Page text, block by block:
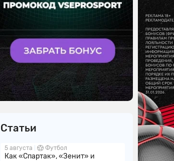
Статьи
5 августа Футбол
Как «Спартак», «Зенит» и